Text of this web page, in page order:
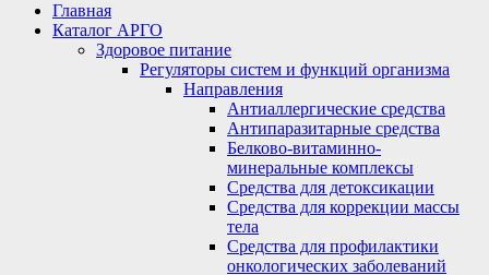
Главная
Каталог АРГО
Здоровое питание
Регуляторы систем и функций организма
Направления
Антиаллергические средства
Антипаразитарные средства
Белково-витаминно-
минеральные комплексы
Средства для детоксикации
Средства для коррекции массы
тела
Средства для профилактики
онкологических заболеваний